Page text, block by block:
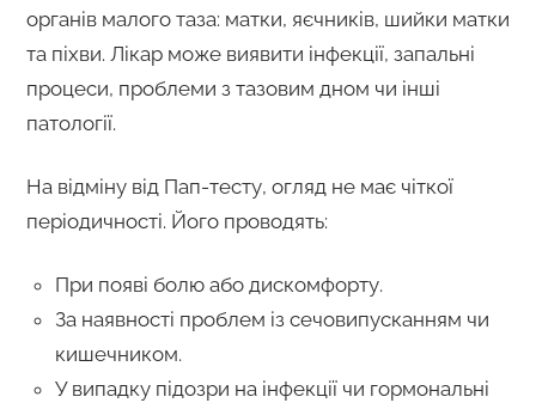
органів малого таза: матки, яєчників, шийки матки
та піхви. Лікар може виявити інфекції, запальні
процеси, проблеми з тазовим дном чи інші
патології.
На відміну від Пап-тесту, огляд не має чіткої
періодичності. Його проводять:
При появі болю або дискомфорту.
За наявності проблем із сечовипусканням чи
кишечником.
У випадку підозри на інфекції чи гормональні